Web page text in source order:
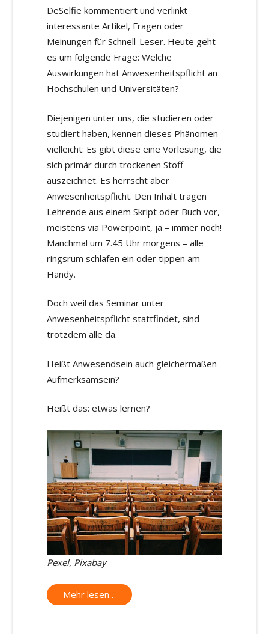
DeSelfie kommentiert und verlinkt
interessante Artikel, Fragen oder
Meinungen für Schnell-Leser. Heute geht
es um folgende Frage: Welche
Auswirkungen hat Anwesenheitspflicht an
Hochschulen und Universitäten?
Diejenigen unter uns, die studieren oder
studiert haben, kennen dieses Phänomen
vielleicht: Es gibt diese eine Vorlesung, die
sich primär durch trockenen Stoff
auszeichnet. Es herrscht aber
Anwesenheitspflicht. Den Inhalt tragen
Lehrende aus einem Skript oder Buch vor,
meistens via Powerpoint, ja – immer noch!
Manchmal um 7.45 Uhr morgens – alle
ringsrum schlafen ein oder tippen am
Handy.
Doch weil das Seminar unter
Anwesenheitspflicht stattfindet, sind
trotzdem alle da.
Heißt Anwesendsein auch gleichermaßen
Aufmerksamsein?
Heißt das: etwas lernen?
Pexel, Pixabay
Mehr lesen…